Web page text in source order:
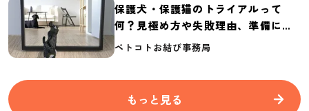
保護犬・保護猫のトライアルって
何？見極め方や失敗理由、準備に必
要なものを紹介
ペトコトお結び事務局
もっと見る